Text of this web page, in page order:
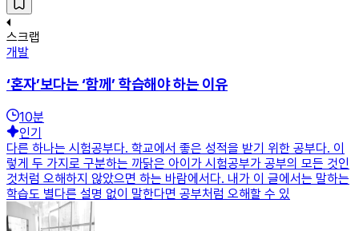
스크랩
개발
‘혼자’보다는 ‘함께’ 학습해야 하는 이유
10분
인기
다른 하나는 시험공부다. 학교에서 좋은 성적을 받기 위한 공부다. 이
렇게 두 가지로 구분하는 까닭은 아이가 시험공부가 공부의 모든 것인
것처럼 오해하지 않았으면 하는 바람에서다. 내가 이 글에서는 말하는
학습도 별다른 설명 없이 말한다면 공부처럼 오해할 수 있